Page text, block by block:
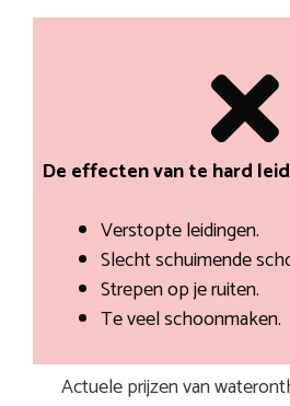
De effecten van te hard
Verstopte leidingen.
Slecht schuimende
Strepen op je ruiten.
Te veel schoonmaken.
Actuele prijzen van